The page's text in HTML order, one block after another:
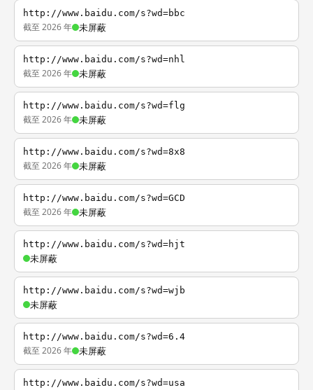
http://www.baidu.com/s?wd=bbc
截至 2026 年 未屏蔽
http://www.baidu.com/s?wd=nhl
截至 2026 年 未屏蔽
http://www.baidu.com/s?wd=flg
截至 2026 年 未屏蔽
http://www.baidu.com/s?wd=8x8
截至 2026 年 未屏蔽
http://www.baidu.com/s?wd=GCD
截至 2026 年 未屏蔽
http://www.baidu.com/s?wd=hjt
未屏蔽
http://www.baidu.com/s?wd=wjb
未屏蔽
http://www.baidu.com/s?wd=6.4
截至 2026 年 未屏蔽
http://www.baidu.com/s?wd=usa